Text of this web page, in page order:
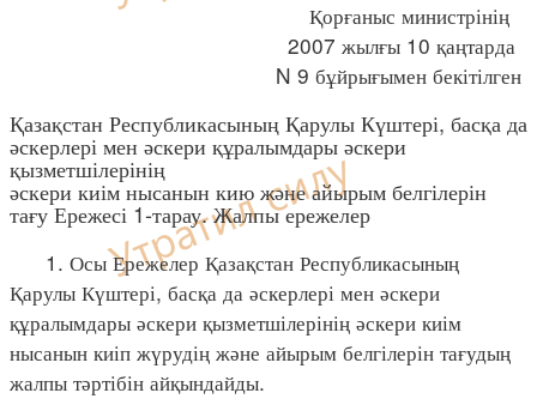
Қорғаныс министрінің
2007 жылғы 10 қаңтарда
N 9 бұйрығымен бекітілген
Қазақстан Республикасының Қарулы Күштері, басқа да
әскерлері мен әскери құралымдары әскери
қызметшілерінің
әскери киім нысанын кию және айырым белгілерін
тағу Ережесі 1-тарау. Жалпы ережелер
1. Осы Ережелер Қазақстан Республикасының
Қарулы Күштері, басқа да әскерлері мен әскери
құралымдары әскери қызметшілерінің әскери киім
нысанын киіп жүрудің және айырым белгілерін тағудың
жалпы тәртібін айқындайды.